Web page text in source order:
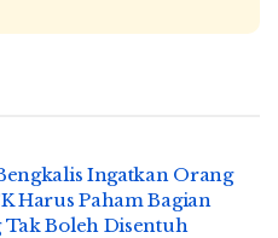
Ingatkan Orang
Harus Paham Bagian
Boleh Disentuh